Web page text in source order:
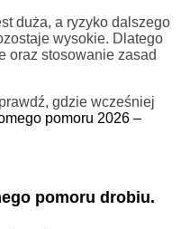
duża, a ryzyko dalszego
wysokie. Dlatego
oraz stosowanie zasad
gdzie wcześniej
pomoru 2026 –
pomoru drobiu.